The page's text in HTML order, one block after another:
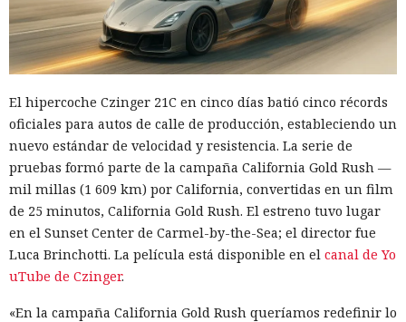
El hipercoche Czinger 21C en cinco días batió cinco récords
oficiales para autos de calle de producción, estableciendo un
nuevo estándar de velocidad y resistencia. La serie de
pruebas formó parte de la campaña California Gold Rush —
mil millas (1 609 km) por California, convertidas en un film
de 25 minutos, California Gold Rush. El estreno tuvo lugar
en el Sunset Center de Carmel-by-the-Sea; el director fue
Luca Brinchotti. La película está disponible en el canal de Yo
uTube de Czinger.
«En la campaña California Gold Rush queríamos redefinir lo